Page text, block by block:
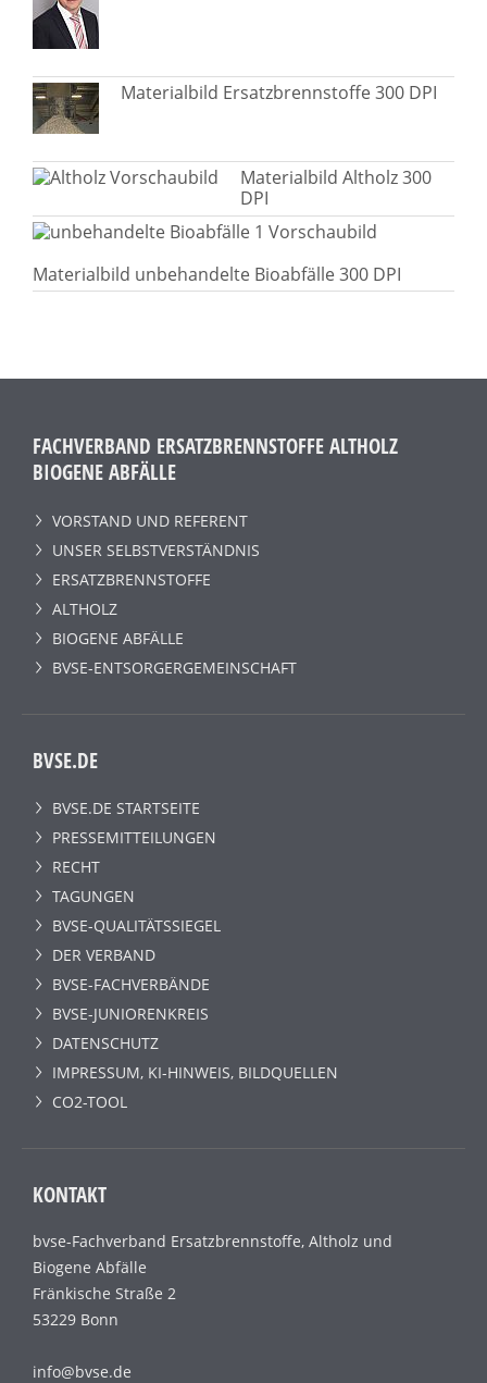
Materialbild Ersatzbrennstoffe 300 DPI
Materialbild Altholz 300
DPI
Materialbild unbehandelte Bioabfälle 300 DPI
FACHVERBAND ERSATZBRENNSTOFFE ALTHOLZ
BIOGENE ABFÄLLE
VORSTAND UND REFERENT
UNSER SELBSTVERSTÄNDNIS
ERSATZBRENNSTOFFE
ALTHOLZ
BIOGENE ABFÄLLE
BVSE-ENTSORGERGEMEINSCHAFT
BVSE.DE
BVSE.DE STARTSEITE
PRESSEMITTEILUNGEN
RECHT
TAGUNGEN
BVSE-QUALITÄTSSIEGEL
DER VERBAND
BVSE-FACHVERBÄNDE
BVSE-JUNIORENKREIS
DATENSCHUTZ
IMPRESSUM, KI-HINWEIS, BILDQUELLEN
CO2-TOOL
KONTAKT
bvse-Fachverband Ersatzbrennstoffe, Altholz und
Biogene Abfälle
Fränkische Straße 2
53229 Bonn
info@bvse.de